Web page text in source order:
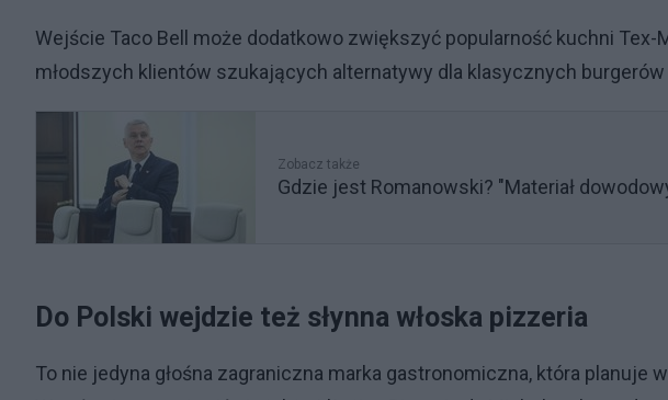
Wejście Taco Bell może dodatkowo zwiększyć popularność kuchni
młodszych klientów szukających alternatywy dla klasycznych burgerów
Zobacz także
Gdzie jest Romanowski? "Materiał
Do Polski wejdzie też słynna włoska pizzeria
To nie jedyna głośna zagraniczna marka gastronomiczna, która planuje